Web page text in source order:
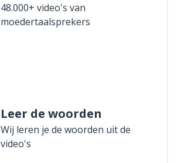
48.000+ video's van
moedertaalsprekers
Leer de woorden
Wij leren je de woorden uit de
video's